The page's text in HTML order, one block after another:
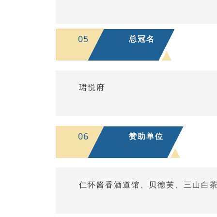
05 总冠名
珺悦府
06 赞助单位
仁怀酱香酒道馆、贝德芙、三山白